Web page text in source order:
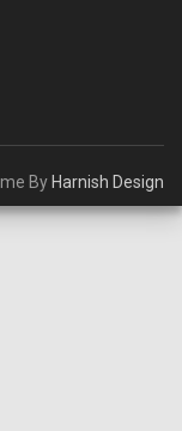
By Harnish Design